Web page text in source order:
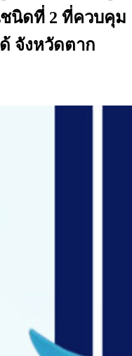
ชนิดที่ 2 ที่ควบคุม
จังหวัดตาก